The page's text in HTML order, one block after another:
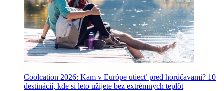
Coolcation 2026: Kam v Európe utiecť pred horúčavami? 10
destinácií, kde si leto užijete bez extrémnych teplôt